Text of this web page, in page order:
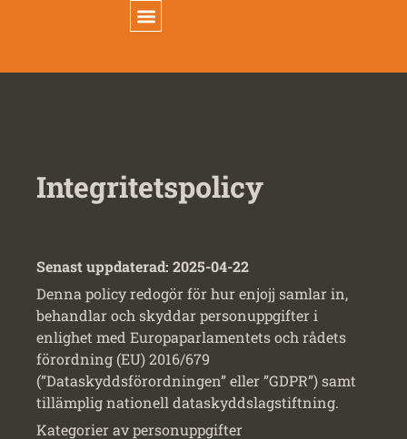
Integritetspolicy
Senast uppdaterad: 2025-04-22
Denna policy redogör för hur enjojj samlar in,
behandlar och skyddar personuppgifter i
enlighet med Europaparlamentets och rådets
förordning (EU) 2016/679
(”Dataskyddsförordningen” eller ”GDPR”) samt
tillämplig nationell dataskyddslagstiftning.
Kategorier av personuppgifter